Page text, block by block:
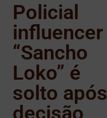
Policial
influencer
“Sancho
Loko” é
solto após
decisão